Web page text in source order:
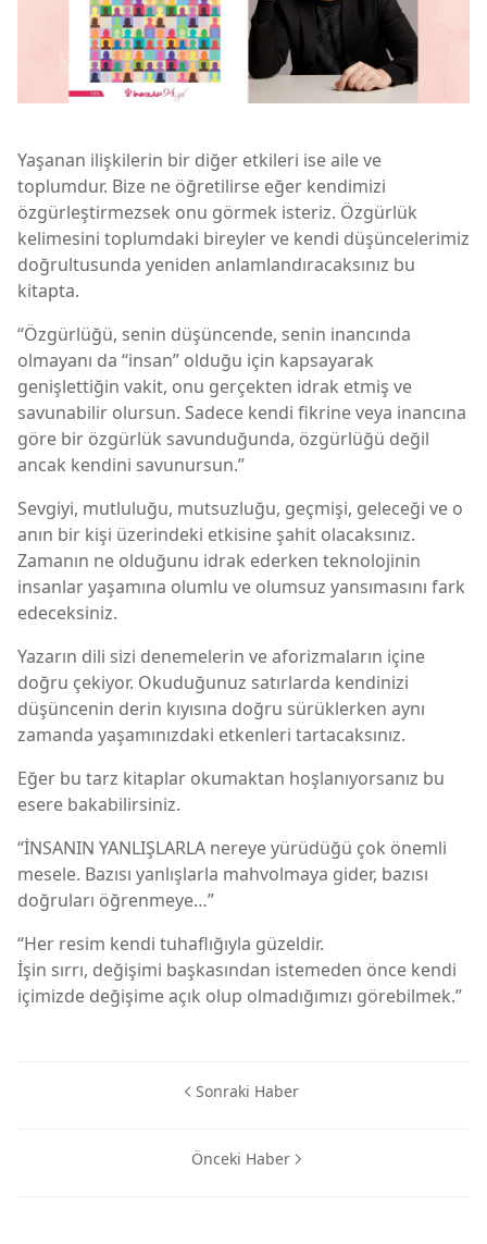
Yaşanan ilişkilerin bir diğer etkileri ise aile ve
toplumdur. Bize ne öğretilirse eğer kendimizi
özgürleştirmezsek onu görmek isteriz. Özgürlük
kelimesini toplumdaki bireyler ve kendi düşüncelerimiz
doğrultusunda yeniden anlamlandıracaksınız bu
kitapta.
“Özgürlüğü, senin düşüncende, senin inancında
olmayanı da “insan” olduğu için kapsayarak
genişlettiğin vakit, onu gerçekten idrak etmiş ve
savunabilir olursun. Sadece kendi fikrine veya inancına
göre bir özgürlük savunduğunda, özgürlüğü değil
ancak kendini savunursun.”
Sevgiyi, mutluluğu, mutsuzluğu, geçmişi, geleceği ve o
anın bir kişi üzerindeki etkisine şahit olacaksınız.
Zamanın ne olduğunu idrak ederken teknolojinin
insanlar yaşamına olumlu ve olumsuz yansımasını fark
edeceksiniz.
Yazarın dili sizi denemelerin ve aforizmaların içine
doğru çekiyor. Okuduğunuz satırlarda kendinizi
düşüncenin derin kıyısına doğru sürüklerken aynı
zamanda yaşamınızdaki etkenleri tartacaksınız.
Eğer bu tarz kitaplar okumaktan hoşlanıyorsanız bu
esere bakabilirsiniz.
“İNSANIN YANLIŞLARLA nereye yürüdüğü çok önemli
mesele. Bazısı yanlışlarla mahvolmaya gider, bazısı
doğruları öğrenmeye…”
“Her resim kendi tuhaflığıyla güzeldir.
İşin sırrı, değişimi başkasından istemeden önce kendi
içimizde değişime açık olup olmadığımızı görebilmek.”
Sonraki Haber
Önceki Haber